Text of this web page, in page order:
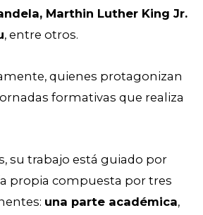
Marthin Luther King Jr.
, entre otros.
quienes protagonizan
formativas que realiza
su trabajo está guiado por
propia compuesta por tres
una parte académica,